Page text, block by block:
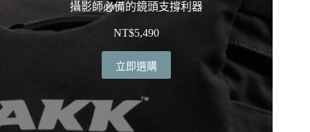
攝影師必備的鏡頭支撐利器
NT$5,490
立即選購